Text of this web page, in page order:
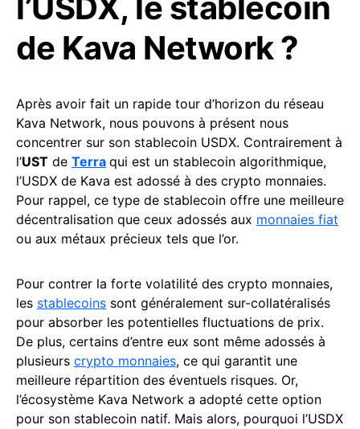
l’USDX, le stablecoin
de Kava Network ?
Après avoir fait un rapide tour d’horizon du réseau
Kava Network, nous pouvons à présent nous
concentrer sur son stablecoin USDX. Contrairement à
l’UST de Terra qui est un stablecoin algorithmique,
l’USDX de Kava est adossé à des crypto monnaies.
Pour rappel, ce type de stablecoin offre une meilleure
décentralisation que ceux adossés aux monnaies fiat
ou aux métaux précieux tels que l’or.
Pour contrer la forte volatilité des crypto monnaies,
les stablecoins sont généralement sur-collatéralisés
pour absorber les potentielles fluctuations de prix.
De plus, certains d’entre eux sont même adossés à
plusieurs crypto monnaies, ce qui garantit une
meilleure répartition des éventuels risques. Or,
l’écosystème Kava Network a adopté cette option
pour son stablecoin natif. Mais alors, pourquoi l’USDX